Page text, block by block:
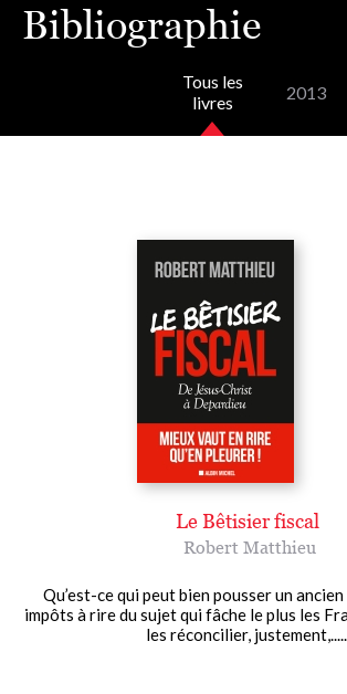
Bibliographie
Tous les
livres
2013
Le Bêtisier fiscal
Robert Matthieu
Qu’est-ce qui peut bien pousser un
impôts à rire du sujet qui fâche le plus les
les réconcilier,